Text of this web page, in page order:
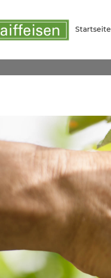
Startseite